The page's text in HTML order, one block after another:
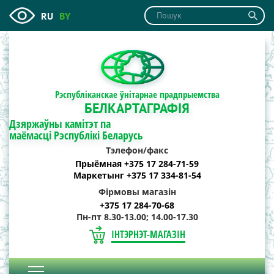
RU BY
Рэспубліканскае ўнітарнае прадпрыемства
БЕЛКАРТАГРАФІЯ
Дзяржаўны камітэт па
маёмасці Рэспублікі Беларусь
Тэлефон/факс
Прыёмная +375 17 284-71-59
Маркетынг +375 17 334-81-54
Фірмовы магазін
+375 17 284-70-68
Пн-пт 8.30-13.00; 14.00-17.30
ІНТЭРНЭТ-МАГАЗІН